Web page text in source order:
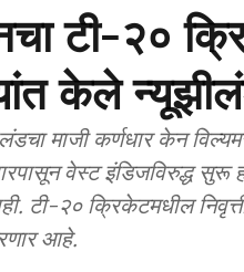
टी-२०
केले
माजी कर्णधार केन
वेस्ट इंडिजविरुद्ध
टी-२० क्रिकेटमधील
आहे.